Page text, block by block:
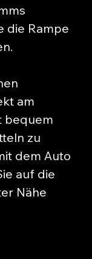
die Rampe
am
bequem
zu
dem Auto
auf die
Nähe